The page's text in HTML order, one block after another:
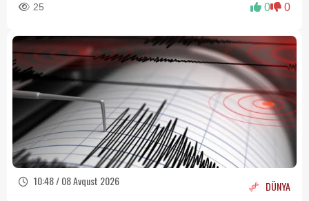
25 0 0
10:48 / 08 Avqust 2026 DÜNYA